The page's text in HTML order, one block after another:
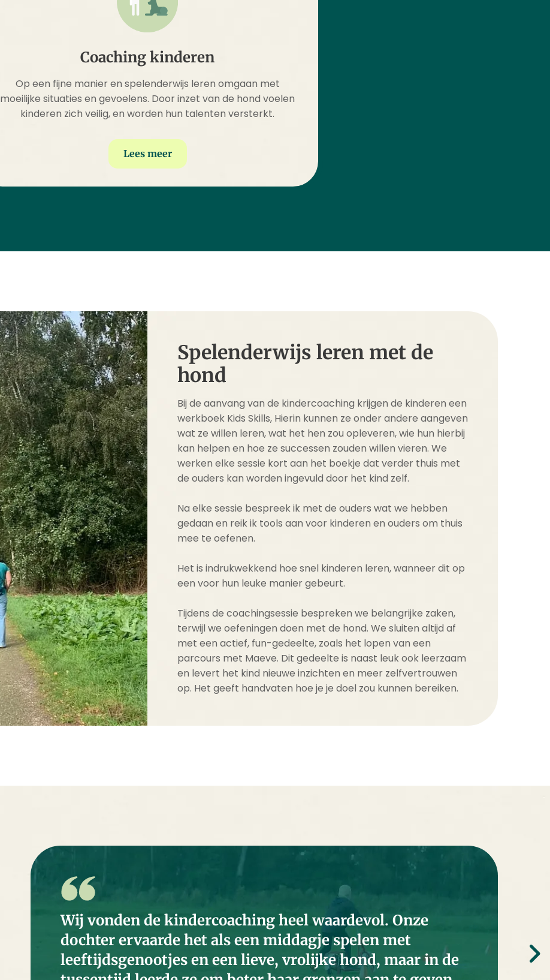
Coaching kinderen
Op een fijne manier en spelenderwijs leren omgaan met
moeilijke situaties en gevoelens. Door inzet van de hond voelen
kinderen zich veilig, en worden hun talenten versterkt.
Lees meer
Spelenderwijs leren met de
hond
Bij de aanvang van de kindercoaching krijgen de kinderen een
werkboek Kids Skills, Hierin kunnen ze onder andere aangeven
wat ze willen leren, wat het hen zou opleveren, wie hun hierbij
kan helpen en hoe ze successen zouden willen vieren. We
werken elke sessie kort aan het boekje dat verder thuis met
de ouders kan worden ingevuld door het kind zelf.
Na elke sessie bespreek ik met de ouders wat we hebben
gedaan en reik ik tools aan voor kinderen en ouders om thuis
mee te oefenen.
Het is indrukwekkend hoe snel kinderen leren, wanneer dit op
een voor hun leuke manier gebeurt.
Tijdens de coachingsessie bespreken we belangrijke zaken,
terwijl we oefeningen doen met de hond. We sluiten altijd af
met een actief, fun-gedeelte, zoals het lopen van een
parcours met Maeve. Dit gedeelte is naast leuk ook leerzaam
en levert het kind nieuwe inzichten en meer zelfvertrouwen
op. Het geeft handvaten hoe je je doel zou kunnen bereiken.
Wij vonden de kindercoaching heel waardevol. Onze
dochter ervaarde het als een middagje spelen met
leeftijdsgenootjes en een lieve, vrolijke hond, maar in de